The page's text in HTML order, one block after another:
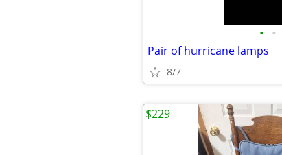
• •
Pair of hurricane lamps
8/7
$229